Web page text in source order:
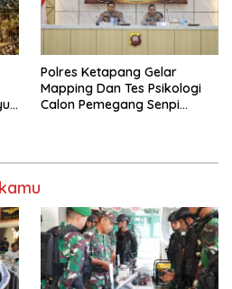
Polres Ketapang Gelar
Mapping Dan Tes Psikologi
Calon Pemegang Senpi